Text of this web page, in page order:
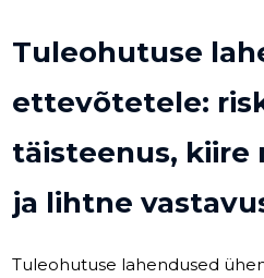
Tuleohutuse
ettevõtetele:
täisteenus, kiire
ja lihtne
Tuleohutuse lahendused ühendavad sertifitseeritud